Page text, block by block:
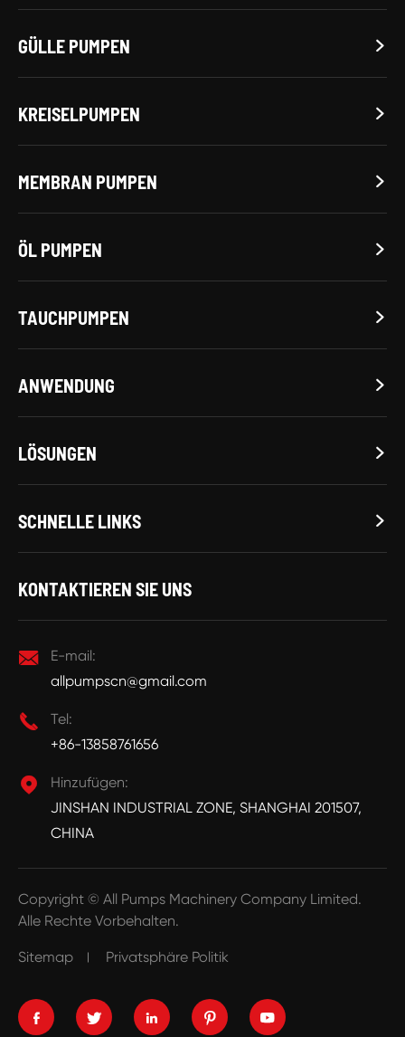
GÜLLE PUMPEN 
KREISELPUMPEN 
MEMBRAN PUMPEN 
ÖL PUMPEN 
TAUCHPUMPEN 
ANWENDUNG 
LÖSUNGEN 
SCHNELLE LINKS 
KONTAKTIEREN SIE UNS

E-mail:
allpumpscn@gmail.com

Tel:
+86-13858761656

Hinzufügen:
JINSHAN INDUSTRIAL ZONE, SHANGHAI 201507,
CHINA
Copyright © All Pumps Machinery Company Limited.
Alle Rechte Vorbehalten.
Sitemap Privatsphäre Politik
    